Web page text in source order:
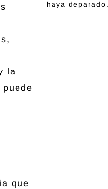
la
que
haya deparado.